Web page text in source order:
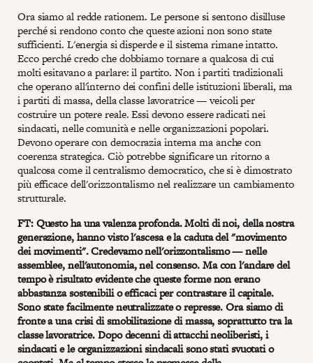
Ora siamo al redde rationem. Le persone si sentono disilluse
perché si rendono conto che queste azioni non sono state
sufficienti. L'energia si disperde e il sistema rimane intatto.
Ecco perché credo che dobbiamo tornare a qualcosa di cui
molti esitavano a parlare: il partito. Non i partiti tradizionali
che operano all'interno dei confini delle istituzioni liberali, ma
i partiti di massa, della classe lavoratrice — veicoli per
costruire un potere reale. Essi devono essere radicati nei
sindacati, nelle comunità e nelle organizzazioni popolari.
Devono operare con democrazia interna ma anche con
coerenza strategica. Ciò potrebbe significare un ritorno a
qualcosa come il centralismo democratico, che si è dimostrato
più efficace dell'orizzontalismo nel realizzare un cambiamento
strutturale.
FT: Questo ha una valenza profonda. Molti di noi, della nostra
generazione, hanno visto l'ascesa e la caduta del "movimento
dei movimenti". Credevamo nell'orizzontalismo — nelle
assemblee, nell'autonomia, nel consenso. Ma con l'andare del
tempo è risultato evidente che queste forme non erano
abbastanza sostenibili o efficaci per contrastare il capitale.
Sono state facilmente neutralizzate o represse. Ora siamo di
fronte a una crisi di smobilitazione di massa, soprattutto tra la
classe lavoratrice. Dopo decenni di attacchi neoliberisti, i
sindacati e le organizzazioni sindacali sono stati svuotati o